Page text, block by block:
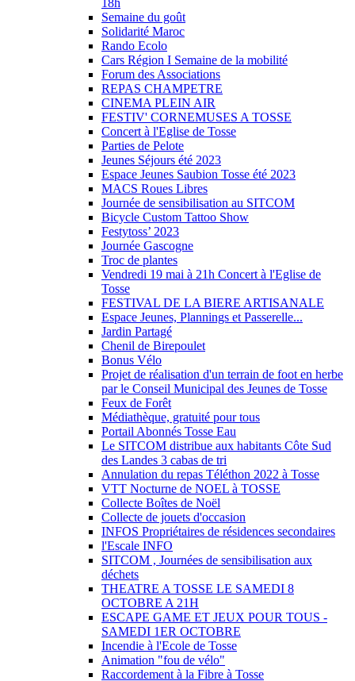
Semaine du goût
Solidarité Maroc
Rando Ecolo
Cars Région I Semaine de la mobilité
Forum des Associations
REPAS CHAMPETRE
CINEMA PLEIN AIR
FESTIV' CORNEMUSES A TOSSE
Concert à l'Eglise de Tosse
Parties de Pelote
Jeunes Séjours été 2023
Espace Jeunes Saubion Tosse été 2023
MACS Roues Libres
Journée de sensibilisation au SITCOM
Bicycle Custom Tattoo Show
Festytoss’ 2023
Journée Gascogne
Troc de plantes
Vendredi 19 mai à 21h Concert à l'Eglise de
Tosse
FESTIVAL DE LA BIERE ARTISANALE
Espace Jeunes, Plannings et Passerelle...
Jardin Partagé
Chenil de Birepoulet
Bonus Vélo
Projet de réalisation d'un terrain de foot en herbe
par le Conseil Municipal des Jeunes de Tosse
Feux de Forêt
Médiathèque, gratuité pour tous
Portail Abonnés Tosse Eau
Le SITCOM distribue aux habitants Côte Sud
des Landes 3 cabas de tri
Annulation du repas Téléthon 2022 à Tosse
VTT Nocturne de NOEL à TOSSE
Collecte Boîtes de Noël
Collecte de jouets d'occasion
INFOS Propriétaires de résidences secondaires
l'Escale INFO
SITCOM , Journées de sensibilisation aux
déchets
THEATRE A TOSSE LE SAMEDI 8
OCTOBRE A 21H
ESCAPE GAME ET JEUX POUR TOUS -
SAMEDI 1ER OCTOBRE
Incendie à l'Ecole de Tosse
Animation "fou de vélo"
Raccordement à la Fibre à Tosse